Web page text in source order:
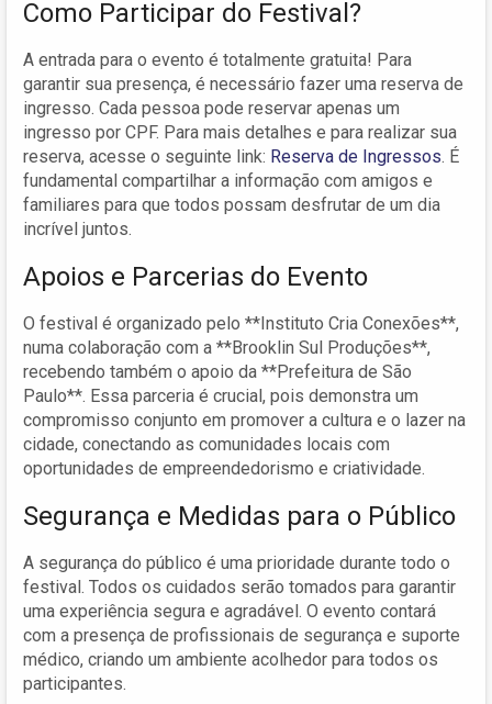
Como Participar do Festival?
A entrada para o evento é totalmente gratuita! Para
garantir sua presença, é necessário fazer uma reserva de
ingresso. Cada pessoa pode reservar apenas um
ingresso por CPF. Para mais detalhes e para realizar sua
reserva, acesse o seguinte link: Reserva de Ingressos. É
fundamental compartilhar a informação com amigos e
familiares para que todos possam desfrutar de um dia
incrível juntos.
Apoios e Parcerias do Evento
O festival é organizado pelo **Instituto Cria Conexões**,
numa colaboração com a **Brooklin Sul Produções**,
recebendo também o apoio da **Prefeitura de São
Paulo**. Essa parceria é crucial, pois demonstra um
compromisso conjunto em promover a cultura e o lazer na
cidade, conectando as comunidades locais com
oportunidades de empreendedorismo e criatividade.
Segurança e Medidas para o Público
A segurança do público é uma prioridade durante todo o
festival. Todos os cuidados serão tomados para garantir
uma experiência segura e agradável. O evento contará
com a presença de profissionais de segurança e suporte
médico, criando um ambiente acolhedor para todos os
participantes.